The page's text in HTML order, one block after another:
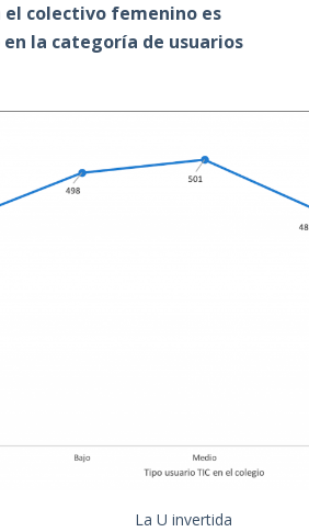
colectivo femenino es
la categoría de usuarios
La U invertida